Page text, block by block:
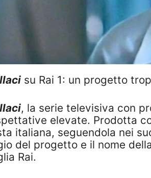
su Rai 1: un progetto
, la serie televisiva con
elevate. Prodotta
italiana, seguendola nei
del progetto e il nome
Rai.